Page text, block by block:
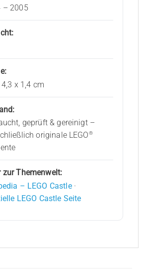
– 2005
4,3 x 1,4 cm
geprüft & gereinigt –
originale LEGO®
zur Themenwelt:
– LEGO Castle·
LEGO Castle Seite